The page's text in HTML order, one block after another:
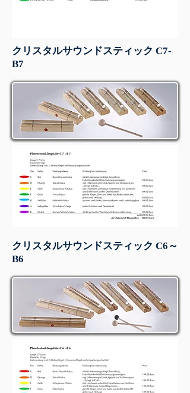
クリスタルサウンドスティック C7-
B7
クリスタルサウンドスティック C6～
B6